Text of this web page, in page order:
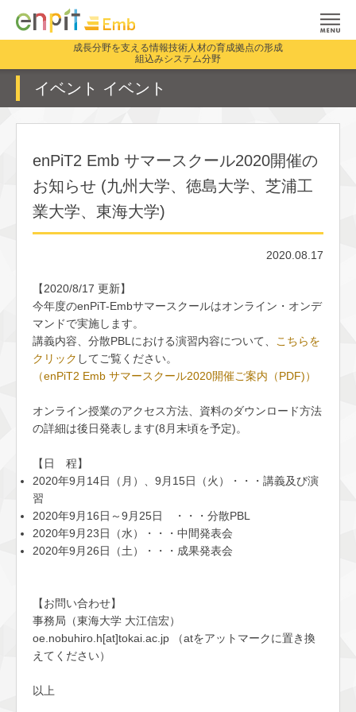
成長分野を支える情報技術人材の育成拠点の形成
組込みシステム分野
イベント イベント
enPiT2 Emb サマースクール2020開催の
お知らせ (九州大学、徳島大学、芝浦工
業大学、東海大学)
2020.08.17
【2020/8/17 更新】
今年度のenPiT-Embサマースクールはオンライン・オンデ
マンドで実施します。
講義内容、分散PBLにおける演習内容について、
こちらを
クリック してご覧ください。
（enPiT2 Emb サマースクール2020開催ご案内（PDF)）
オンライン授業のアクセス方法、資料のダウンロード方法
の詳細は後日発表します(8月末頃を予定)。
【日 程】
2020年9月14日（月）、9月15日（火）・・・講義及び演
習
2020年9月16日～9月25日 ・・・分散PBL
2020年9月23日（水）・・・中間発表会
2020年9月26日（土）・・・成果発表会
【お問い合わせ】
事務局（東海大学 大江信宏）
oe.nobuhiro.h[at]tokai.ac.jp （atをアットマークに置き換
えてください）
以上